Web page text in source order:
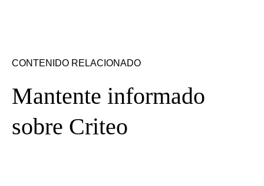
CONTENIDO RELACIONADO
Mantente informado
sobre Criteo